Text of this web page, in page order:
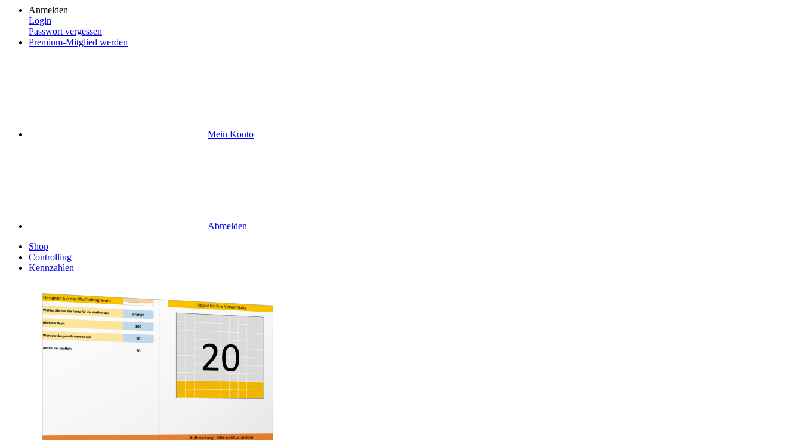
Anmelden
Login
Passwort vergessen
Premium-Mitglied werden
Mein Konto
Abmelden
Shop
Controlling
Kennzahlen